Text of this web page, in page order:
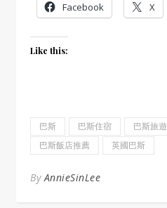
Facebook X
Like this:
巴斯 巴斯住宿 巴斯旅遊
巴斯飯店推薦
英國巴斯
ByAnnieSinLee